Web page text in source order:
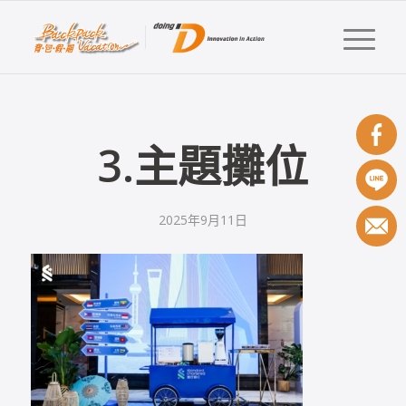
3.主題攤位
2025年9月11日